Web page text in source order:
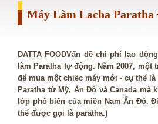
Máy Làm Lacha
DATTA FOODVấn đề chi phí lao
làm Paratha tự động. Năm 2007,
để mua một chiếc máy mới - cụ thể
Paratha từ Mỹ, Ấn Độ và Canada
lớp phổ biến của miền Nam Ấn Độ.
thể được gọi là paratha.)